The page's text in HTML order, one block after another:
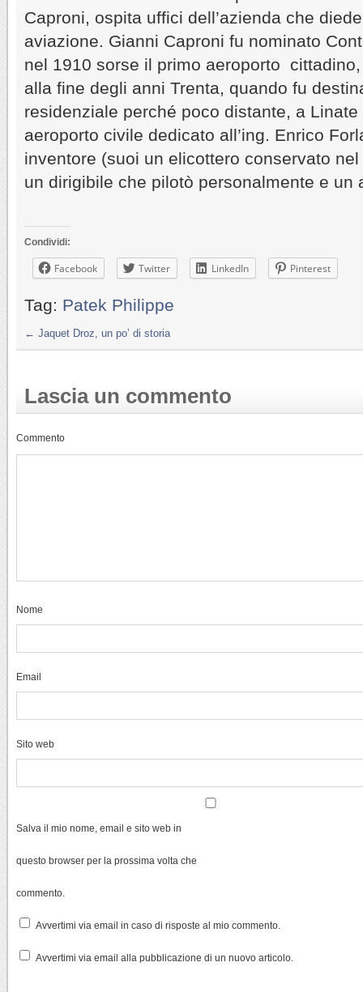
Caproni, ospita uffici dell’azienda che
aviazione. Gianni Caproni fu nominato
nel 1910 sorse il primo aeroporto
alla fine degli anni Trenta, quando fu
residenziale perché poco distante, a Linate
aeroporto civile dedicato all’ing. Enrico
inventore (suoi un elicottero conservato
un dirigibile che pilotò personalmente e un
Condividi:
Facebook Twitter LinkedIn Pinterest
Tag: Patek Philippe
← Jaquet Droz, un po’ di storia
Lascia un commento
Commento
Nome
Email
Sito web
Salva il mio nome, email e sito web in
questo browser per la prossima volta che
commento.
Avvertimi via email in caso di risposte al mio commento.
Avvertimi via email alla pubblicazione di un nuovo articolo.